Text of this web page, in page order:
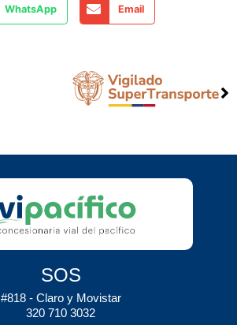
WhatsApp Email
SOS
#818 - Claro y Movistar
320 710 3032